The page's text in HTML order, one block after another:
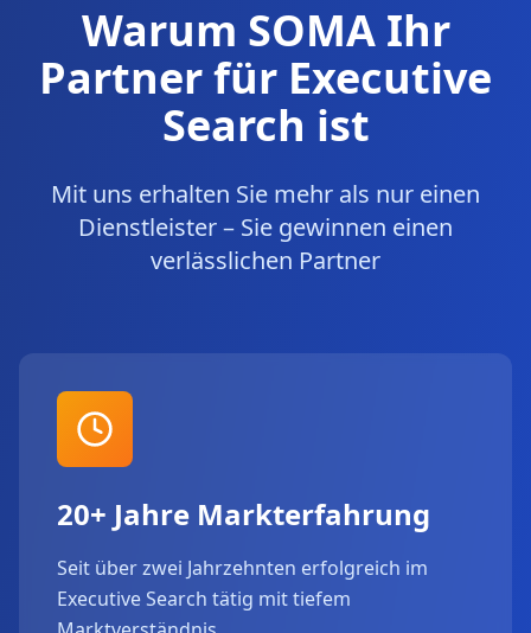
Warum SOMA Ihr
Partner für Executive
Search ist
Mit uns erhalten Sie mehr als nur einen
Dienstleister – Sie gewinnen einen
verlässlichen Partner
20+ Jahre Markterfahrung
Seit über zwei Jahrzehnten erfolgreich im
Executive Search tätig mit tiefem